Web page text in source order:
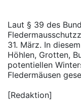
Laut § 39 des
31. März. In
Höhlen, Grotten,
potentiellen
Fledermäusen
[Redaktion]